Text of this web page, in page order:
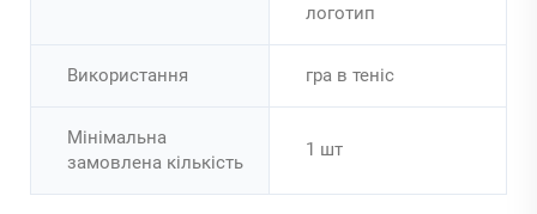
логотип
Використання гра в теніс
Мінімальна
замовлена кількість
1 шт